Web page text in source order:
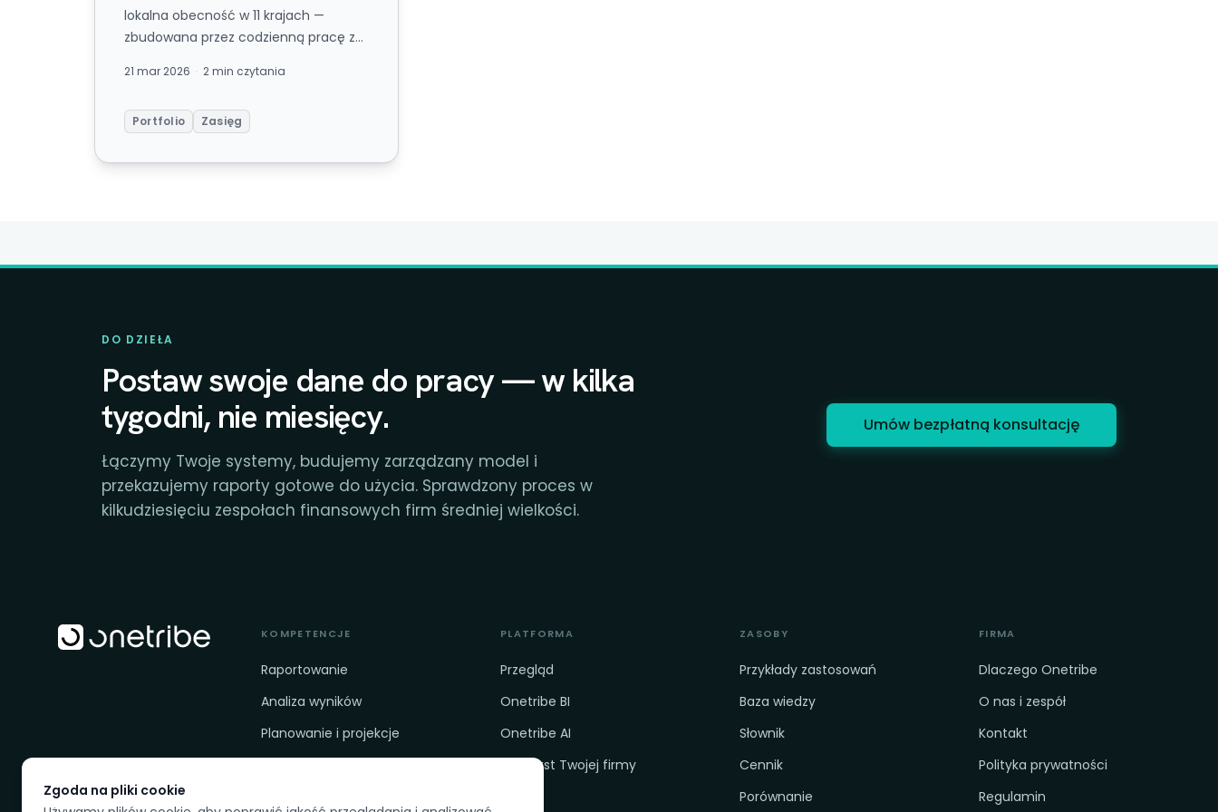
lokalna obecność w 11 krajach —
zbudowana przez codzienną pracę z
21 mar 2026 2 min czytania
Portfolio Zasięg
DO DZIEŁA
Postaw swoje dane do pracy — w kilka
tygodni, nie miesięcy.
Łączymy Twoje systemy, budujemy zarządzany model i
przekazujemy raporty gotowe do użycia. Sprawdzony proces w
kilkudziesięciu zespołach finansowych firm średniej wielkości.
Umów bezpłatną konsultację
KOMPETENCJE
Raportowanie
Analiza wyników
Planowanie i projekcje
PLATFORMA
Przegląd
Onetribe BI
Onetribe AI
Kontekst Twojej firmy
ZASOBY
Przykłady zastosowań
Baza wiedzy
Słownik
Cennik
Porównanie
FIRMA
Dlaczego Onetribe
O nas i zespół
Kontakt
Polityka prywatności
Regulamin
Zgoda na pliki cookie